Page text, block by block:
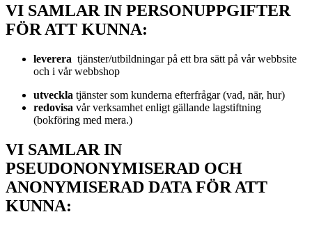
VI SAMLAR IN PERSONUPPGIFTER
FÖR ATT KUNNA:
leverera tjänster/utbildningar på ett bra sätt på vår webbsite
och i vår webbshop
utveckla tjänster som kunderna efterfrågar (vad, när, hur)
redovisa vår verksamhet enligt gällande lagstiftning
(bokföring med mera.)
VI SAMLAR IN
PSEUDONONYMISERAD OCH
ANONYMISERAD DATA FÖR ATT
KUNNA: